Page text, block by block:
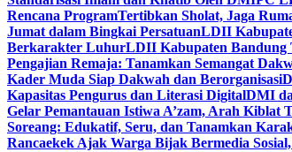
Rencana ProgramTertibkan Sholat, Jaga
Jumat dalam Bingkai PersatuanLDII
Berkarakter LuhurLDII Kabupaten Bandung
Pengajian Remaja: Tanamkan Semangat
Kader Muda Siap Dakwah dan Berorganisasi
Kapasitas Pengurus dan Literasi DigitalDMI
Gelar Pemantauan Istiwa A’zam, Arah Kiblat
Soreang: Edukatif, Seru, dan Tanamkan
Rancaekek Ajak Warga Bijak Bermedia